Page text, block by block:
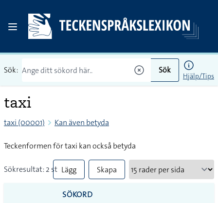
Sök: Sök
Hjälp/Tips
taxi
taxi (00001) Kan även betyda
Teckenformen för taxi kan också betyda
Sökresultat: 2 st Lägg
till
Skapa
SÖKORD